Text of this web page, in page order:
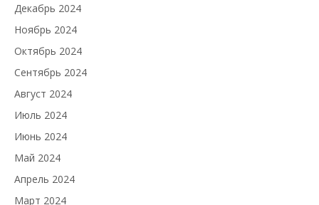
Декабрь 2024
Ноябрь 2024
Октябрь 2024
Сентябрь 2024
Август 2024
Июль 2024
Июнь 2024
Май 2024
Апрель 2024
Март 2024